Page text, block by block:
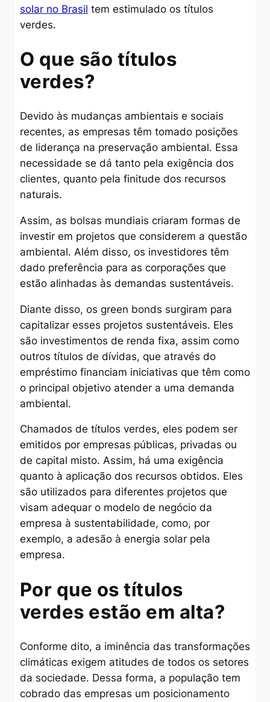
solar no Brasil tem estimulado os títulos
verdes.
O que são títulos
verdes?
Devido às mudanças ambientais e sociais
recentes, as empresas têm tomado posições
de liderança na preservação ambiental. Essa
necessidade se dá tanto pela exigência dos
clientes, quanto pela finitude dos recursos
naturais.
Assim, as bolsas mundiais criaram formas de
investir em projetos que considerem a questão
ambiental. Além disso, os investidores têm
dado preferência para as corporações que
estão alinhadas às demandas sustentáveis.
Diante disso, os green bonds surgiram para
capitalizar esses projetos sustentáveis. Eles
são investimentos de renda fixa, assim como
outros títulos de dívidas, que através do
empréstimo financiam iniciativas que têm como
o principal objetivo atender a uma demanda
ambiental.
Chamados de títulos verdes, eles podem ser
emitidos por empresas públicas, privadas ou
de capital misto. Assim, há uma exigência
quanto à aplicação dos recursos obtidos. Eles
são utilizados para diferentes projetos que
visam adequar o modelo de negócio da
empresa à sustentabilidade, como, por
exemplo, a adesão à energia solar pela
empresa.
Por que os títulos
verdes estão em alta?
Conforme dito, a iminência das transformações
climáticas exigem atitudes de todos os setores
da sociedade. Dessa forma, a população tem
cobrado das empresas um posicionamento